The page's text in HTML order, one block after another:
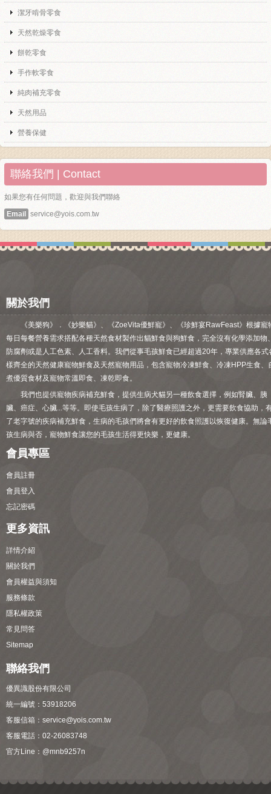
潔牙啃骨零食
天然乾燥零食
餅乾零食
手作軟零食
純肉補充零食
天然用品
營養保健
聯絡我們 | Contact
如果您有任何問題，歡迎與我們聯絡
Email
service@yois.com.tw
關於我們
《美樂狗》．《妙樂貓》、《ZoeVita優鮮寵》、《珍鮮宴RawFeast》根據寵
每日每餐營養需求搭配各種天然食材製作出貓鮮食與狗鮮食，完全沒有化學添加物
防腐劑或是人工色素、人工香料。我們從事毛孩鮮食已經超過20年，專業供應各式
樣齊全的天然健康寵物鮮食及天然寵物用品，包含寵物冷凍鮮食、冷凍HPP生食、
煮優質食材及寵物常溫即食、凍乾即食。
我們也提供寵物疾病補充鮮食，提供生病犬貓另一種飲食選擇，例如腎臟、胰
臟、癌症、心臟...等等。即使毛孩生病了，除了醫療照護之外，更需要飲食協助，
了老字號的疾病補充鮮食，生病的毛孩們將會有更好的飲食照護以恢復健康。無論
孩生病與否，寵物鮮食讓您的毛孩生活得更快樂，更健康。
會員專區
會員註冊
會員登入
忘記密碼
更多資訊
詳情介紹
關於我們
會員權益與須知
服務條款
隱私權政策
常見問答
Sitemap
聯絡我們
優異識股份有限公司
統一編號：53918206
客服信箱： service@yois.com.tw
客服電話：02-26083748
官方Line： @mnb9257n